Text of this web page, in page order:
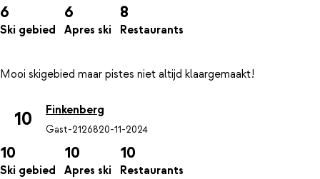
6
Ski gebied
6
Apres ski
8
Restaurants
10 Finkenberg
Gast-2126820-11-2024
10
Ski gebied
10
Apres ski
10
Restaurants